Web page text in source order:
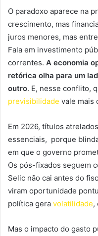
O paradoxo aparece na
crescimento, mas
juros menores, mas
Fala em investimento
correntes. A economia
retórica olha para um
outro. E, nesse conflito,
previsibilidade vale mais
Em 2026, títulos
essenciais, porque
em que o governo
Os pós-fixados seguem
Selic não cai antes do
viram oportunidade
política gera volatilidade,
Mas o impacto do gasto